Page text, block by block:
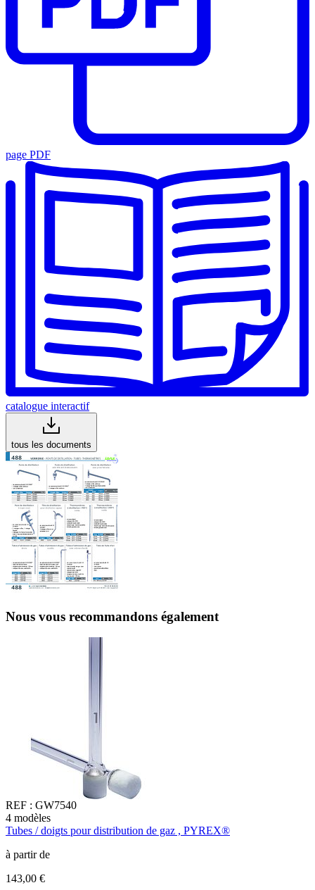
page PDF
catalogue interactif
tous les documents
Nous vous recommandons également
REF : GW7540
4 modèles
Tubes / doigts pour distribution de gaz , PYREX®
à partir de
143,00 €